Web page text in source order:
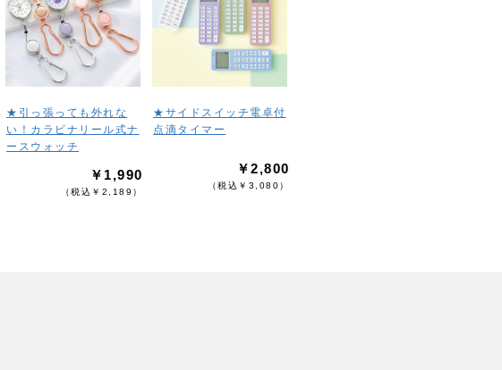
★引っ張っても外れな
い！カラビナリール式ナ
ースウォッチ
￥1,990
（税込￥2,189）
★サイドスイッチ電卓付
点滴タイマー
￥2,800
（税込￥3,080）